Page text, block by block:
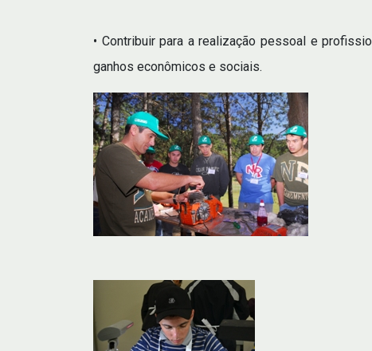
• Contribuir para a realização pessoal e
ganhos econômicos e sociais.